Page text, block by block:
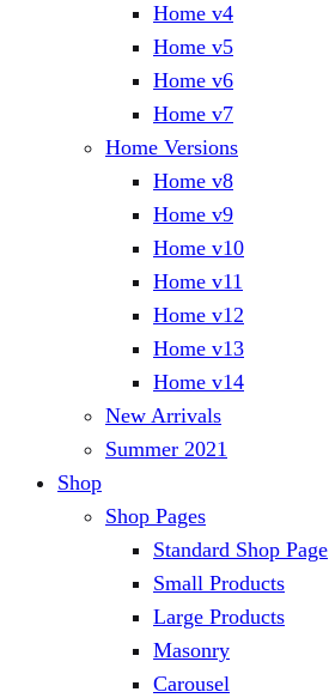
Home v4
Home v5
Home v6
Home v7
Home Versions
Home v8
Home v9
Home v10
Home v11
Home v12
Home v13
Home v14
New Arrivals
Summer 2021
Shop
Shop Pages
Standard Shop Page
Small Products
Large Products
Masonry
Carousel